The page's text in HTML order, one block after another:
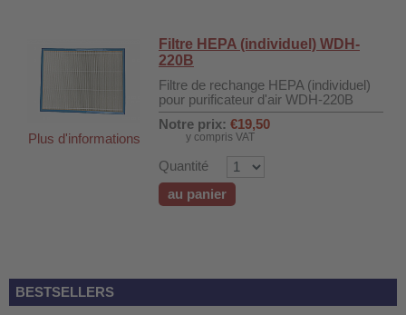
220B
H3
Plus d'informations
Filtre HEPA (individuel) WDH-
220B
Filtre de rechange HEPA (individuel)
pour purificateur d'air WDH-220B
Notre prix: €19,50
y compris VAT
Quantité
au panier
BESTSELLERS